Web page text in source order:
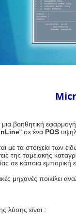
μια βοηθητική
" σε ένα POS
με τα στοιχεία των
της ταμειακής
σε κάποια εμπορική
μηχανές ποικίλει
λύσης είναι :